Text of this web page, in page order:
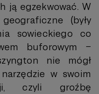
ją egzekwować. W
(były
sowieckiego co
buforowym –
nie mógł
w swoim
czyli groźbę